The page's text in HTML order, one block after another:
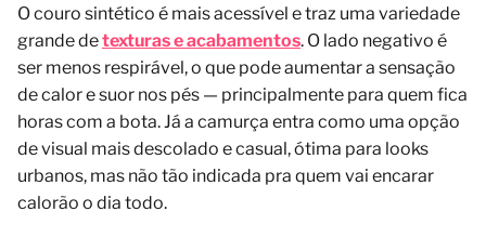
O couro sintético é mais acessível e traz uma variedade
grande detexturas e acabamentos. O lado negativo é
ser menos respirável, o que pode aumentar a sensação
de calor e suor nos pés — principalmente para quem fica
horas com a bota. Já a camurça entra como uma opção
de visual mais descolado e casual, ótima para looks
urbanos, mas não tão indicada pra quem vai encarar
calorão o dia todo.